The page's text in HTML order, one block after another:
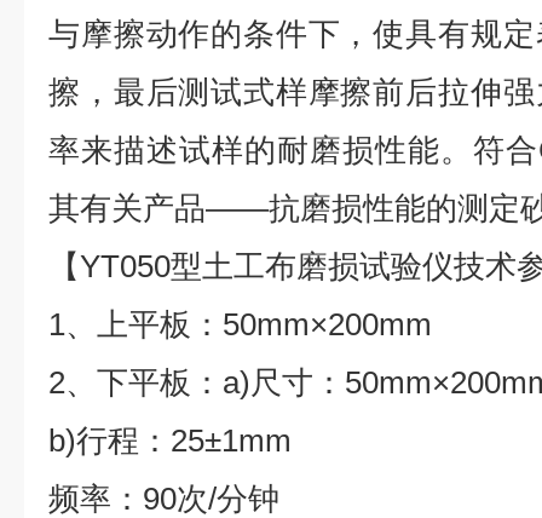
与摩擦动作的条件下，使具有规
擦，最后测试式样摩擦前后拉伸
率来描述试样的耐磨损性能。符
其有关产品——抗磨损性能的测定
【YT050型土工布磨损试验仪技术
1、上平板：50mm×200mm
2、下平板：a)尺寸：
b)行程：25±1mm
频率：90次/分钟